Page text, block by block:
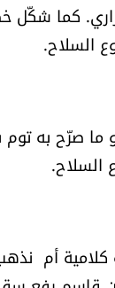
كما شكّل
السلاح.
به توم
السلاح.
أم